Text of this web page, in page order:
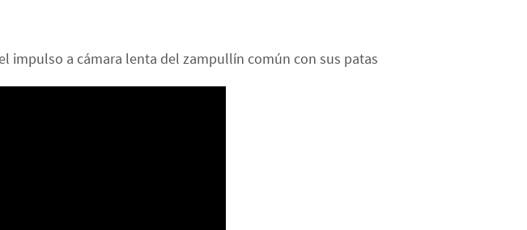
impulso a cámara lenta del zampullín común con sus patas